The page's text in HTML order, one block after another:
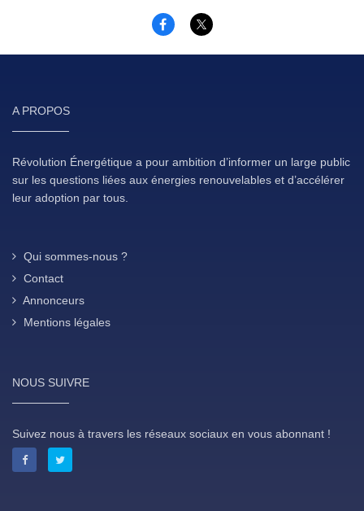
A PROPOS
Révolution Énergétique a pour ambition d’informer un large public
sur les questions liées aux énergies renouvelables et d’accélérer
leur adoption par tous.
Qui sommes-nous ?
Contact
Annonceurs
Mentions légales
NOUS SUIVRE
Suivez nous à travers les réseaux sociaux en vous abonnant !